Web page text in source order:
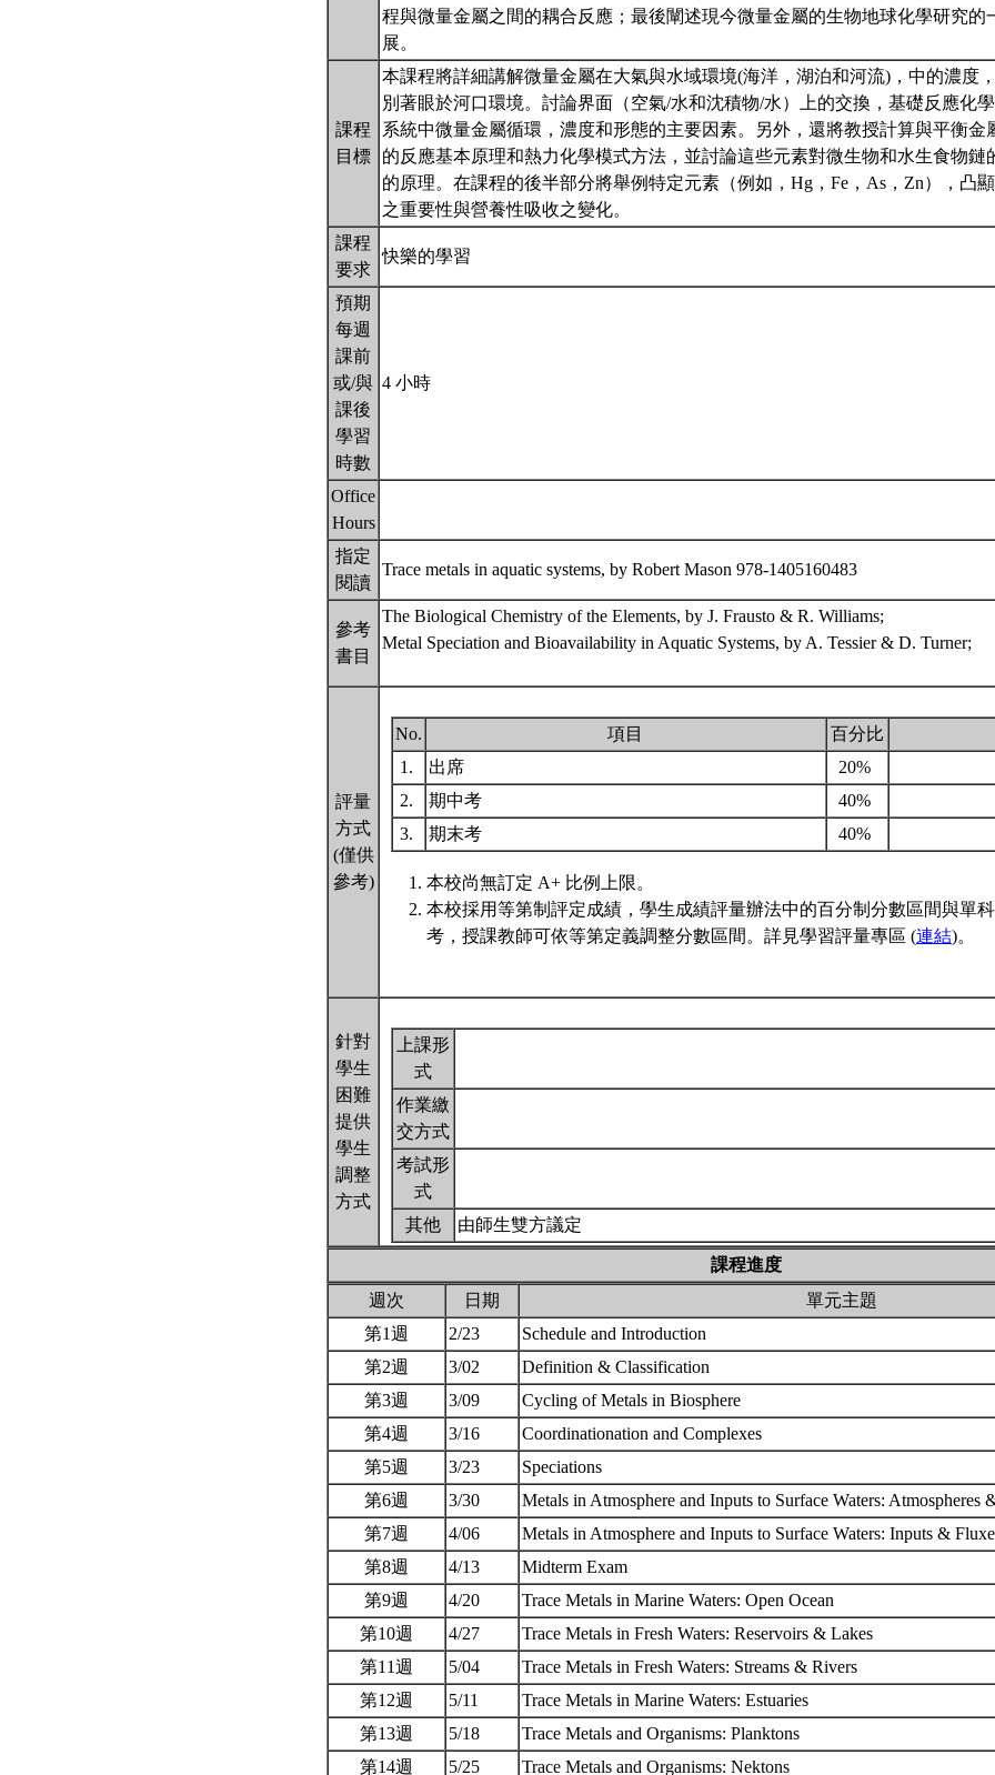
程與微量金屬之間的耦合反應；最後闡述現今微量金屬的生物地球化學研究的
展。
課程
目標
本課程將詳細講解微量金屬在大氣與水域環境(海洋，湖泊和河流)，中的濃度
別著眼於河口環境。討論界面（空氣/水和沈積物/水）上的交換，基礎反應化
系統中微量金屬循環，濃度和形態的主要因素。另外，還將教授計算與平衡金
的反應基本原理和熱力化學模式方法，並討論這些元素對微生物和水生食物鏈
的原理。在課程的後半部分將舉例特定元素（例如，Hg，Fe，As，Zn），凸
之重要性與營養性吸收之變化。
課程
要求
快樂的學習
預期
每週
課前
或/與
課後
學習
時數
4 小時
Office
Hours
指定
閱讀
Trace metals in aquatic systems, by Robert Mason 978-1405160483
參考
書目
The Biological Chemistry of the Elements, by J. Frausto & R. Williams;
Metal Speciation and Bioavailability in Aquatic Systems, by A. Tessier & D. Turner;
評量
方式
(僅供
參考)
No. 項目
百分比
1.
出席
20%
2.
期中考
40%
3.
期末考 40%
本校尚無訂定 A+ 比例上限。
本校採用等第制評定成績，學生成績評量辦法中的百分制分數區間與單
考，授課教師可依等第定義調整分數區間。詳見學習評量專區 (連結)。
針對
學生
困難
提供
學生
調整
方式
上課形
式
作業繳
交方式
考試形
式
其他
由師生雙方議定
課程進度
週次
日期
單元主題
第1週
2/23
Schedule and Introduction
第2週
3/02
Definition & Classification
第3週
3/09
Cycling of Metals in Biosphere
第4週
3/16
Coordinationation and Complexes
第5週
3/23
Speciations
第6週
3/30
Metals in Atmosphere and Inputs to Surface Waters: Atmospheres
第7週
4/06
Metals in Atmosphere and Inputs to Surface Waters: Inputs &
第8週
4/13
Midterm Exam
第9週
4/20
Trace Metals in Marine Waters: Open Ocean
第10週
4/27
Trace Metals in Fresh Waters: Reservoirs & Lakes
第11週
5/04
Trace Metals in Fresh Waters: Streams & Rivers
第12週
5/11
Trace Metals in Marine Waters: Estuaries
第13週
5/18
Trace Metals and Organisms: Planktons
第14週
5/25 Trace Metals and Organisms: Nektons